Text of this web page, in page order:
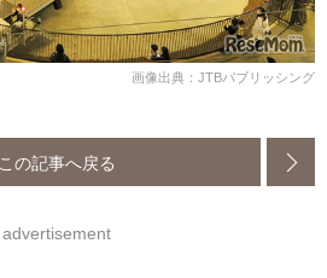
画像出典：JTBパブリッシング
この記事へ戻る
advertisement